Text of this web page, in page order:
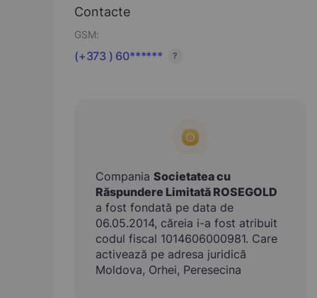
Contacte
GSM:
(+373 ) 60****** ?
Compania Societatea cu
Răspundere Limitată ROSEGOLD
a fost fondată pe data de
06.05.2014, căreia i-a fost atribuit
codul fiscal 1014606000981. Care
activează pe adresa juridică
Moldova, Orhei, Peresecina